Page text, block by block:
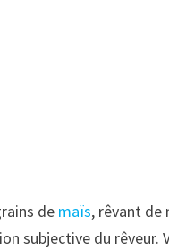
de maïs, rêvant de
subjective du rêveur.